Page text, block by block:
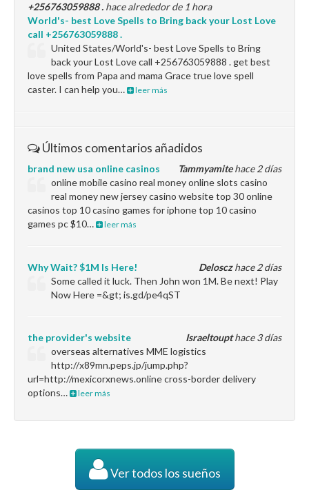
+256763059888 . hace alrededor de 1 hora
World's- best Love Spells to Bring back your Lost Love
call +256763059888 .
United States/World's- best Love Spells to Bring
back your Lost Love call +256763059888 . get best
love spells from Papa and mama Grace true love spell
caster. I can help you…
leer más
Últimos comentarios añadidos
Tammyamitehace 2 días
brand new usa online casinos
online mobile casino real money online slots casino
real money new jersey casino website top 30 online
casinos top 10 casino games for iphone top 10 casino
games pc $10…
leer más
Delosczhace 2 días
Why Wait? $1M Is Here!
Some called it luck. Then John won 1M. Be next! Play
Now Here =&gt; is.gd/pe4qST
Israeltoupthace 3 días
the provider's website
overseas alternatives MME logistics
http://x89mn.peps.jp/jump.php?
url=http://mexicorxnews.online cross-border delivery
options…
leer más
Ver todos los sueños